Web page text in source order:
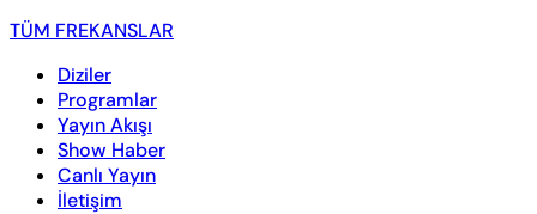
TÜM FREKANSLAR
Diziler
Programlar
Yayın Akışı
Show Haber
Canlı Yayın
İletişim